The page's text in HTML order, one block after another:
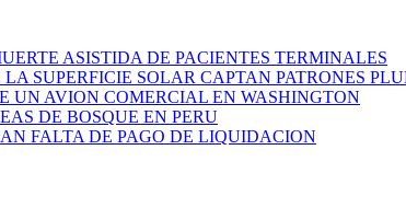
ASISTIDA DE PACIENTES TERMINALES
SUPERFICIE SOLAR CAPTAN PATRONES
UN AVION COMERCIAL EN WASHINGTON
DE BOSQUE EN PERU
FALTA DE PAGO DE LIQUIDACION